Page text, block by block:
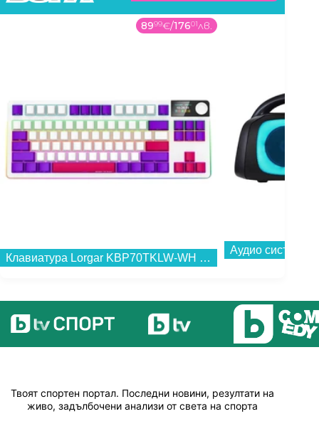
8999€/17601лв.
Клавиатура Lorgar KBP70TKLW-WH Бяла...
Аудио система
Твоят спортен портал. Последни новини, резултати на
живо, задълбочени анализи от света на спорта